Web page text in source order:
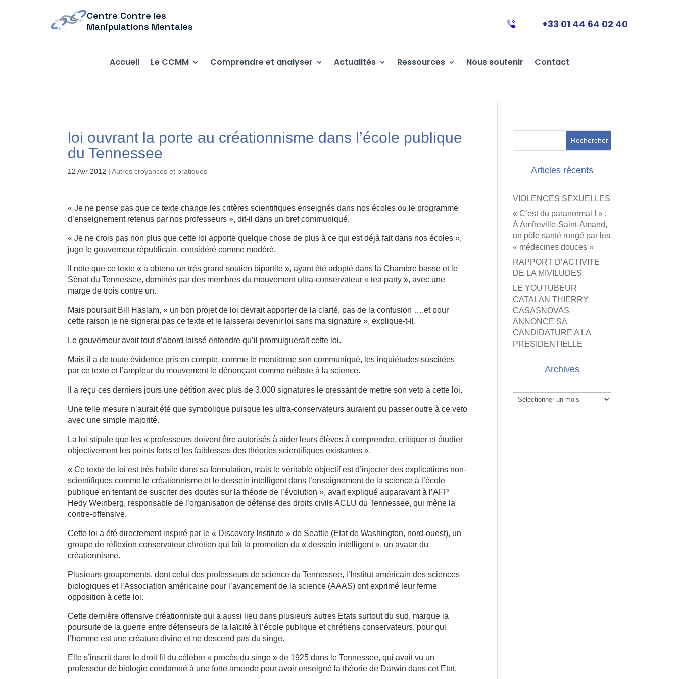
Centre Contre les
Manipulations Mentales
+33 01 44 64 02 40
Accueil Le CCMM Comprendre et analyser Actualités Ressources Nous soutenir Contact
loi ouvrant la porte au créationnisme dans l’école publique
du Tennessee
12 Avr 2012 |Autres croyances et pratiques
« Je ne pense pas que ce texte change les critères scientifiques enseignés dans nos écoles ou le programme
d’enseignement retenus par nos professeurs », dit-il dans un bref communiqué.
« Je ne crois pas non plus que cette loi apporte quelque chose de plus à ce qui est déjà fait dans nos écoles »,
juge le gouverneur républicain, considéré comme modéré.
Il note que ce texte « a obtenu un très grand soutien bipartite », ayant été adopté dans la Chambre basse et le
Sénat du Tennessee, dominés par des membres du mouvement ultra-conservateur « tea party », avec une
marge de trois contre un.
Mais poursuit Bill Haslam, « un bon projet de loi devrait apporter de la clarté, pas de la confusion ….et pour
cette raison je ne signerai pas ce texte et le laisserai devenir loi sans ma signature », explique-t-il.
Le gouverneur avait tout d’abord laissé entendre qu’il promulguerait cette loi.
Mais il a de toute évidence pris en compte, comme le mentionne son communiqué, les inquiétudes suscitées
par ce texte et l’ampleur du mouvement le dénonçant comme néfaste à la science.
Il a reçu ces derniers jours une pétition avec plus de 3.000 signatures le pressant de mettre son veto à cette loi.
Une telle mesure n’aurait été que symbolique puisque les ultra-conservateurs auraient pu passer outre à ce veto
avec une simple majorité.
La loi stipule que les « professeurs doivent être autorisés à aider leurs élèves à comprendre, critiquer et étudier
objectivement les points forts et les faiblesses des théories scientifiques existantes ».
« Ce texte de loi est très habile dans sa formulation, mais le véritable objectif est d’injecter des explications non-
scientifiques comme le créationnisme et le dessein intelligent dans l’enseignement de la science à l’école
publique en tentant de susciter des doutes sur la théorie de l’évolution », avait expliqué auparavant à l’AFP
Hedy Weinberg, responsable de l’organisation de défense des droits civils ACLU du Tennessee, qui mène la
contre-offensive.
Cette loi a été directement inspiré par le « Discovery Institute » de Seattle (Etat de Washington, nord-ouest), un
groupe de réflexion conservateur chrétien qui fait la promotion du « dessein intelligent », un avatar du
créationnisme.
Plusieurs groupements, dont celui des professeurs de science du Tennessee, l’Institut américain des sciences
biologiques et l’Association américaine pour l’avancement de la science (AAAS) ont exprimé leur ferme
opposition à cette loi.
Cette dernière offensive créationniste qui a aussi lieu dans plusieurs autres Etats surtout du sud, marque la
poursuite de la guerre entre défenseurs de la laïcité à l’école publique et chrétiens conservateurs, pour qui
l’homme est une créature divine et ne descend pas du singe.
Elle s’inscrit dans le droit fil du célèbre « procès du singe » de 1925 dans le Tennessee, qui avait vu un
professeur de biologie condamné à une forte amende pour avoir enseigné la théorie de Darwin dans cet Etat.
Articles récents
VIOLENCES SEXUELLES
« C’est du paranormal ! » :
À Amfreville-Saint-Amand,
un pôle santé rongé par les
« médecines douces »
RAPPORT D’ACTIVITE
DE LA MIVILUDES
LE YOUTUBEUR
CATALAN THIERRY
CASASNOVAS
ANNONCE SA
CANDIDATURE A LA
PRESIDENTIELLE
Archives
Archives